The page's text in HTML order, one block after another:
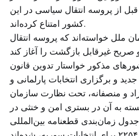
از پروسه انتقال سیاسی در این
کشور امتناع کرده‌اند.
ملل خواسته‌اند که پروسه انتقال
مذکور خواستار تدوین قانون
و برگزاری انتخابات پارلمانی و
و منصفانه، تحت نظارت سازمان
به آن در بستری امن و خنثی در
جدول زمان‌بندی قطعنامه بین‌المللی